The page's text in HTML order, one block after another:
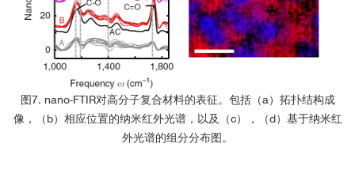
图7. nano-FTIR对高分子复合材料的表征。包括（a）拓扑结构成
像，（b）相应位置的纳米红外光谱，以及（c），（d）基于纳米红
外光谱的组分分布图。